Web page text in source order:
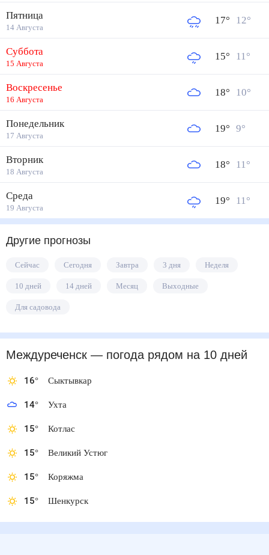
Пятница
14 Августа
17° 12°
Суббота
15 Августа
15° 11°
Воскресенье
16 Августа
18° 10°
Понедельник
17 Августа
19° 9°
Вторник
18 Августа
18° 11°
Среда
19 Августа
19° 11°
Другие прогнозы
Сейчас Сегодня Завтра 3 дня Неделя
10 дней 14 дней Месяц Выходные
Для садовода
Междуреченск— погода рядом на 10 дней
16° Сыктывкар
14° Ухта
15° Котлас
15° Великий Устюг
15° Коряжма
15° Шенкурск